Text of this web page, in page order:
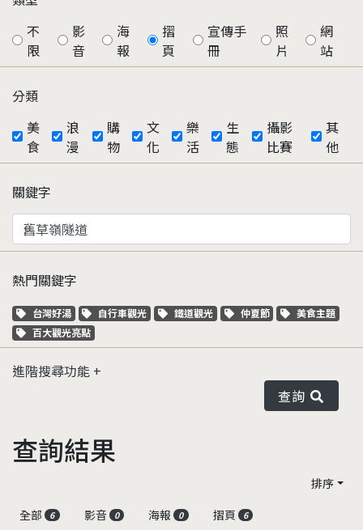
不
限
影
音
海
報
摺
頁
宣傳手
冊
照
片
網
站
分類
美
食
浪
漫
購
物
文
化
樂
活
生
態
攝影
比賽
其
他
關鍵字
熱門關鍵字
關鍵字標籤
台灣好湯 關鍵字標籤
自行車觀光 關鍵字標籤
鐵道觀光 關鍵字標籤
仲夏節 關鍵字標籤
美食主題
關鍵字標籤
百大觀光亮點
進階搜尋功能
查詢
查詢結果
排序
全部
6 影音 0 海報 0 摺頁 6